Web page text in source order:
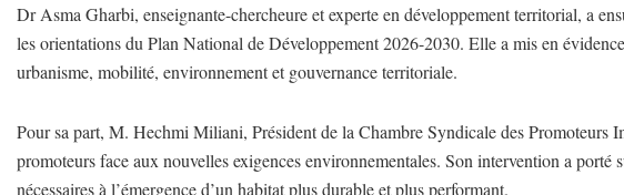
Dr Asma Gharbi, enseignante-chercheure et experte en développement territorial, a
les orientations du Plan National de Développement 2026-2030. Elle a mis en
urbanisme, mobilité, environnement et gouvernance territoriale.
Pour sa part, M. Hechmi Miliani, Président de la Chambre Syndicale des Promoteurs
promoteurs face aux nouvelles exigences environnementales. Son intervention a
nécessaires à l’émergence d’un habitat plus durable et plus performant.